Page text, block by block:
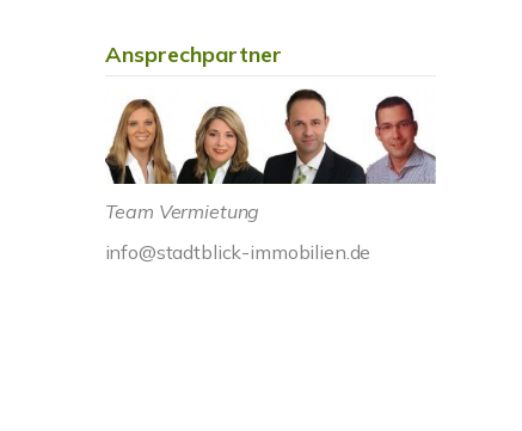
Ansprechpartner
Team Vermietung
info@stadtblick-immobilien.de